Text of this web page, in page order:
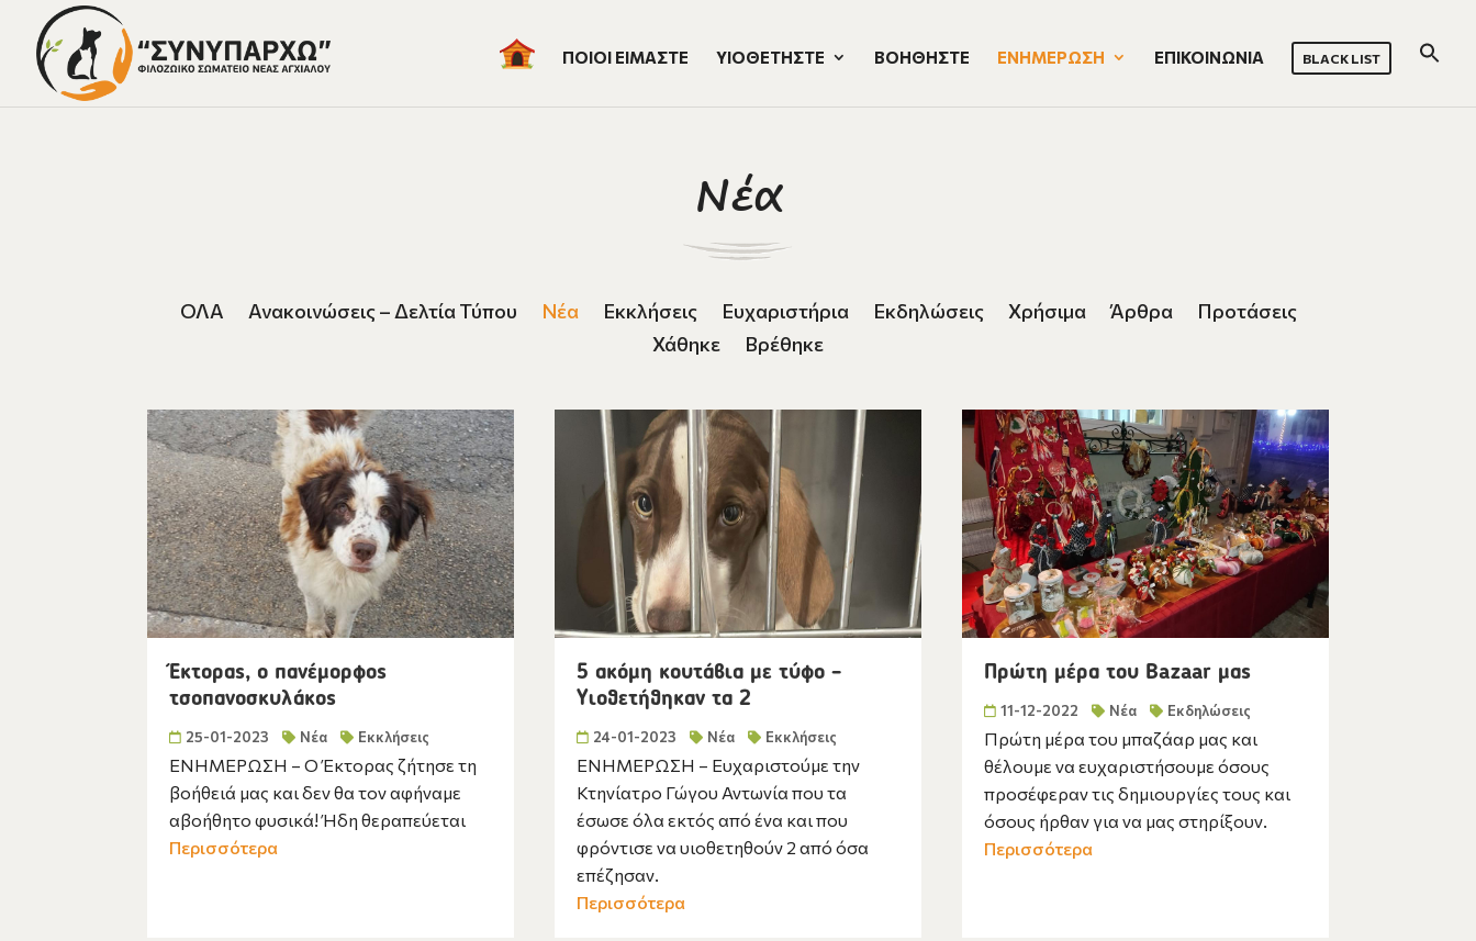
ΠΟΙΟΙ ΕΙΜΑΣΤΕ ΥΙΟΘΕΤΗΣΤΕ ΒΟΗΘΗΣΤΕ ΕΝΗΜΕΡΩΣΗ ΕΠΙΚΟΙΝΩΝΙΑ BLACK LIST
Νέα
ΟΛΑ Ανακοινώσεις – Δελτία Τύπου Νέα Εκκλήσεις Ευχαριστήρια Εκδηλώσεις Χρήσιμα Άρθρα
Προτάσεις
Χάθηκε
Βρέθηκε
Έκτορας, ο πανέμορφος
τσοπανοσκυλάκος
25-01-2023 Νέα Εκκλήσεις
ΕΝΗΜΕΡΩΣΗ – Ο Έκτορας ζήτησε τη
βοήθειά μας και δεν θα τον αφήναμε
αβοήθητο φυσικά! Ήδη θεραπεύεται
Περισσότερα
5 ακόμη κουτάβια με τύφο –
Υιοθετήθηκαν τα 2
24-01-2023 Νέα Εκκλήσεις
ΕΝΗΜΕΡΩΣΗ – Ευχαριστούμε την
Κτηνίατρο Γώγου Αντωνία που τα
έσωσε όλα εκτός από ένα και που
φρόντισε να υιοθετηθούν 2 από όσα
επέζησαν.
Περισσότερα
Πρώτη μέρα του Bazaar μας
11-12-2022 Νέα Εκδηλώσεις
Πρώτη μέρα του μπαζάαρ μας και
θέλουμε να ευχαριστήσουμε όσους
προσέφεραν τις δημιουργίες τους και
όσους ήρθαν για να μας στηρίξουν.
Περισσότερα